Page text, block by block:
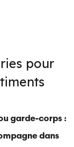
pour
garde-corps :
dans